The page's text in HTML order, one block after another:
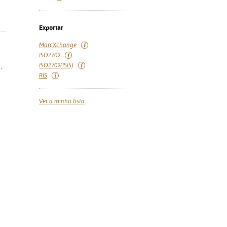
,
Exportar
MarcXchange
ISO2709
ISO2709(ISIS)
RIS
Ver a minha lista